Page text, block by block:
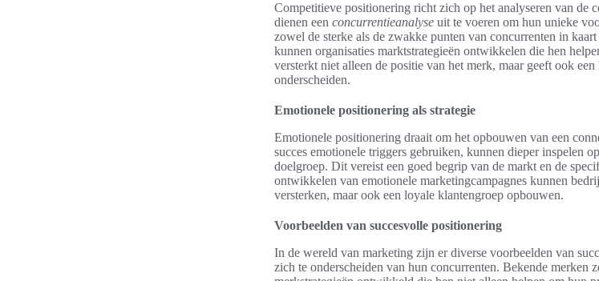
Competitieve positionering richt zich op het analyseren van de
dienen een concurrentieanalyse uit te voeren om hun unieke
zowel de sterke als de zwakke punten van concurrenten in
kunnen organisaties marktstrategieën ontwikkelen die hen
versterkt niet alleen de positie van het merk, maar geeft ook
onderscheiden.
Emotionele positionering als strategie
Emotionele positionering draait om het opbouwen van een
succes emotionele triggers gebruiken, kunnen dieper inspelen
doelgroep. Dit vereist een goed begrip van de markt en de
ontwikkelen van emotionele marketingcampagnes kunnen
versterken, maar ook een loyale klantengroep opbouwen.
Voorbeelden van succesvolle positionering
In de wereld van marketing zijn er diverse voorbeelden van
zich te onderscheiden van hun concurrenten. Bekende merken